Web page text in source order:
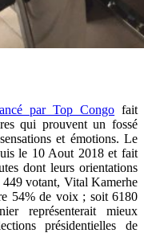
par Top Congo fait
qui prouvent un fossé
et émotions. Le
le 10 Aout 2018 et fait
dont leurs orientations
449 votant, Vital Kamerhe
54% de voix ; soit 6180
représenterait mieux
présidentielles de